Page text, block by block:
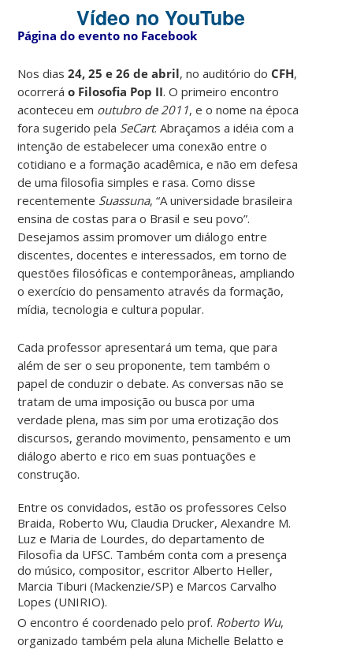
Vídeo no YouTube
Página do evento no Facebook
Nos dias24, 25 e 26 de abril, no auditório do CFH,
ocorreráo Filosofia Pop II. O primeiro encontro
aconteceu em outubro de 2011, e o nome na época
fora sugerido pela SeCart. Abraçamos a idéia com a
intenção de estabelecer uma conexão entre o
cotidiano e a formação acadêmica, e não em defesa
de uma filosofia simples e rasa. Como disse
recentemente Suassuna, “A universidade brasileira
ensina de costas para o Brasil e seu povo”.
Desejamos assim promover um diálogo entre
discentes, docentes e interessados, em torno de
questões filosóficas e contemporâneas, ampliando
o exercício do pensamento através da formação,
mídia, tecnologia e cultura popular.
Cada professor apresentará um tema, que para
além de ser o seu proponente, tem também o
papel de conduzir o debate. As conversas não se
tratam de uma imposição ou busca por uma
verdade plena, mas sim por uma erotização dos
discursos, gerando movimento, pensamento e um
diálogo aberto e rico em suas pontuações e
construção.
Entre os convidados, estão os professores Celso
Braida, Roberto Wu, Claudia Drucker, Alexandre M.
Luz e Maria de Lourdes, do departamento de
Filosofia da UFSC. Também conta com a presença
do músico, compositor, escritor Alberto Heller,
Marcia Tiburi (Mackenzie/SP) e Marcos Carvalho
Lopes (UNIRIO).
O encontro é coordenado pelo prof. Roberto Wu,
organizado também pela aluna Michelle Belatto e